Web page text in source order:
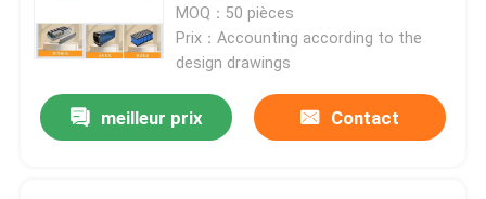
MOQ：50 pièces
Prix：Accounting according to the
design drawings
meilleur prix Contact